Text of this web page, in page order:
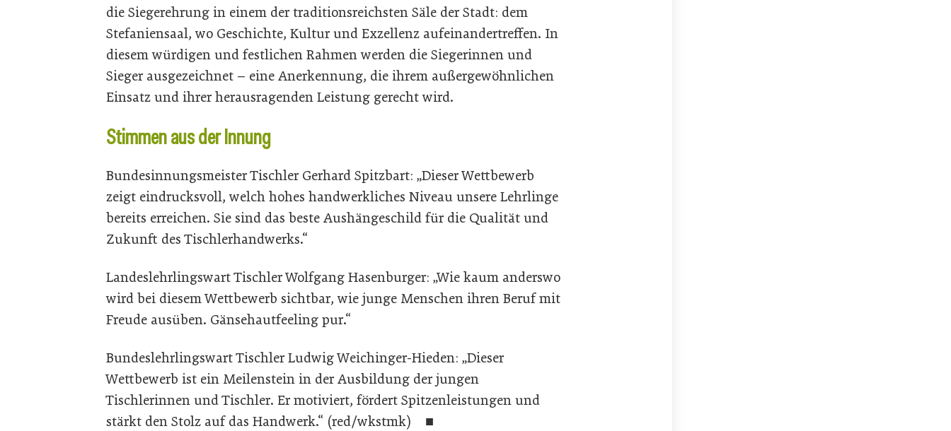
die Siegerehrung in einem der traditionsreichsten Säle der Stadt: dem
Stefaniensaal, wo Geschichte, Kultur und Exzellenz aufeinandertreffen. In
diesem würdigen und festlichen Rahmen werden die Siegerinnen und
Sieger ausgezeichnet – eine Anerkennung, die ihrem außergewöhnlichen
Einsatz und ihrer herausragenden Leistung gerecht wird.
Stimmen aus der Innung
Bundesinnungsmeister Tischler Gerhard Spitzbart: „Dieser Wettbewerb
zeigt eindrucksvoll, welch hohes handwerkliches Niveau unsere Lehrlinge
bereits erreichen. Sie sind das beste Aushängeschild für die Qualität und
Zukunft des Tischlerhandwerks.“
Landeslehrlingswart Tischler Wolfgang Hasenburger: „Wie kaum anderswo
wird bei diesem Wettbewerb sichtbar, wie junge Menschen ihren Beruf mit
Freude ausüben. Gänsehautfeeling pur.“
Bundeslehrlingswart Tischler Ludwig Weichinger-Hieden: „Dieser
Wettbewerb ist ein Meilenstein in der Ausbildung der jungen
Tischlerinnen und Tischler. Er motiviert, fördert Spitzenleistungen und
stärkt den Stolz auf das Handwerk.“ (red/wkstmk) ■